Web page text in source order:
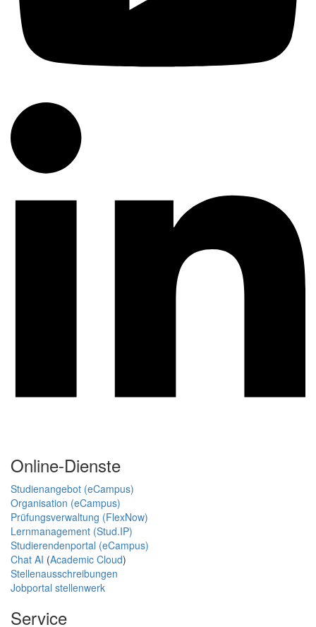
Online-Dienste
Studienangebot (eCampus)
Organisation (eCampus)
Prüfungsverwaltung (FlexNow)
Lernmanagement (Stud.IP)
Studierendenportal (eCampus)
Chat AI (Academic Cloud)
Stellenausschreibungen
Jobportal stellenwerk
Service